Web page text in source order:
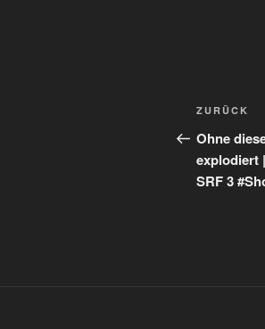
Vorheriger
Beitrag
ZURÜCK
Ohne
explodiert
SRF 3